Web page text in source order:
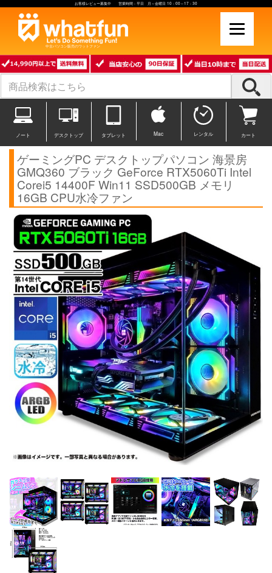
お客様レビュー募集中 営業時間：平日 月～金曜日 10：00～17：30
中古パソコン販売のワットファン
ノート デスクトップ タブレット Mac レンタル カート
ゲーミングPC デスクトップパソコン 海景房
GMQ360 ブラック GeForce RTX5060Ti Intel
Corei5 14400F Win11 SSD500GB メモリ
16GB CPU水冷ファン